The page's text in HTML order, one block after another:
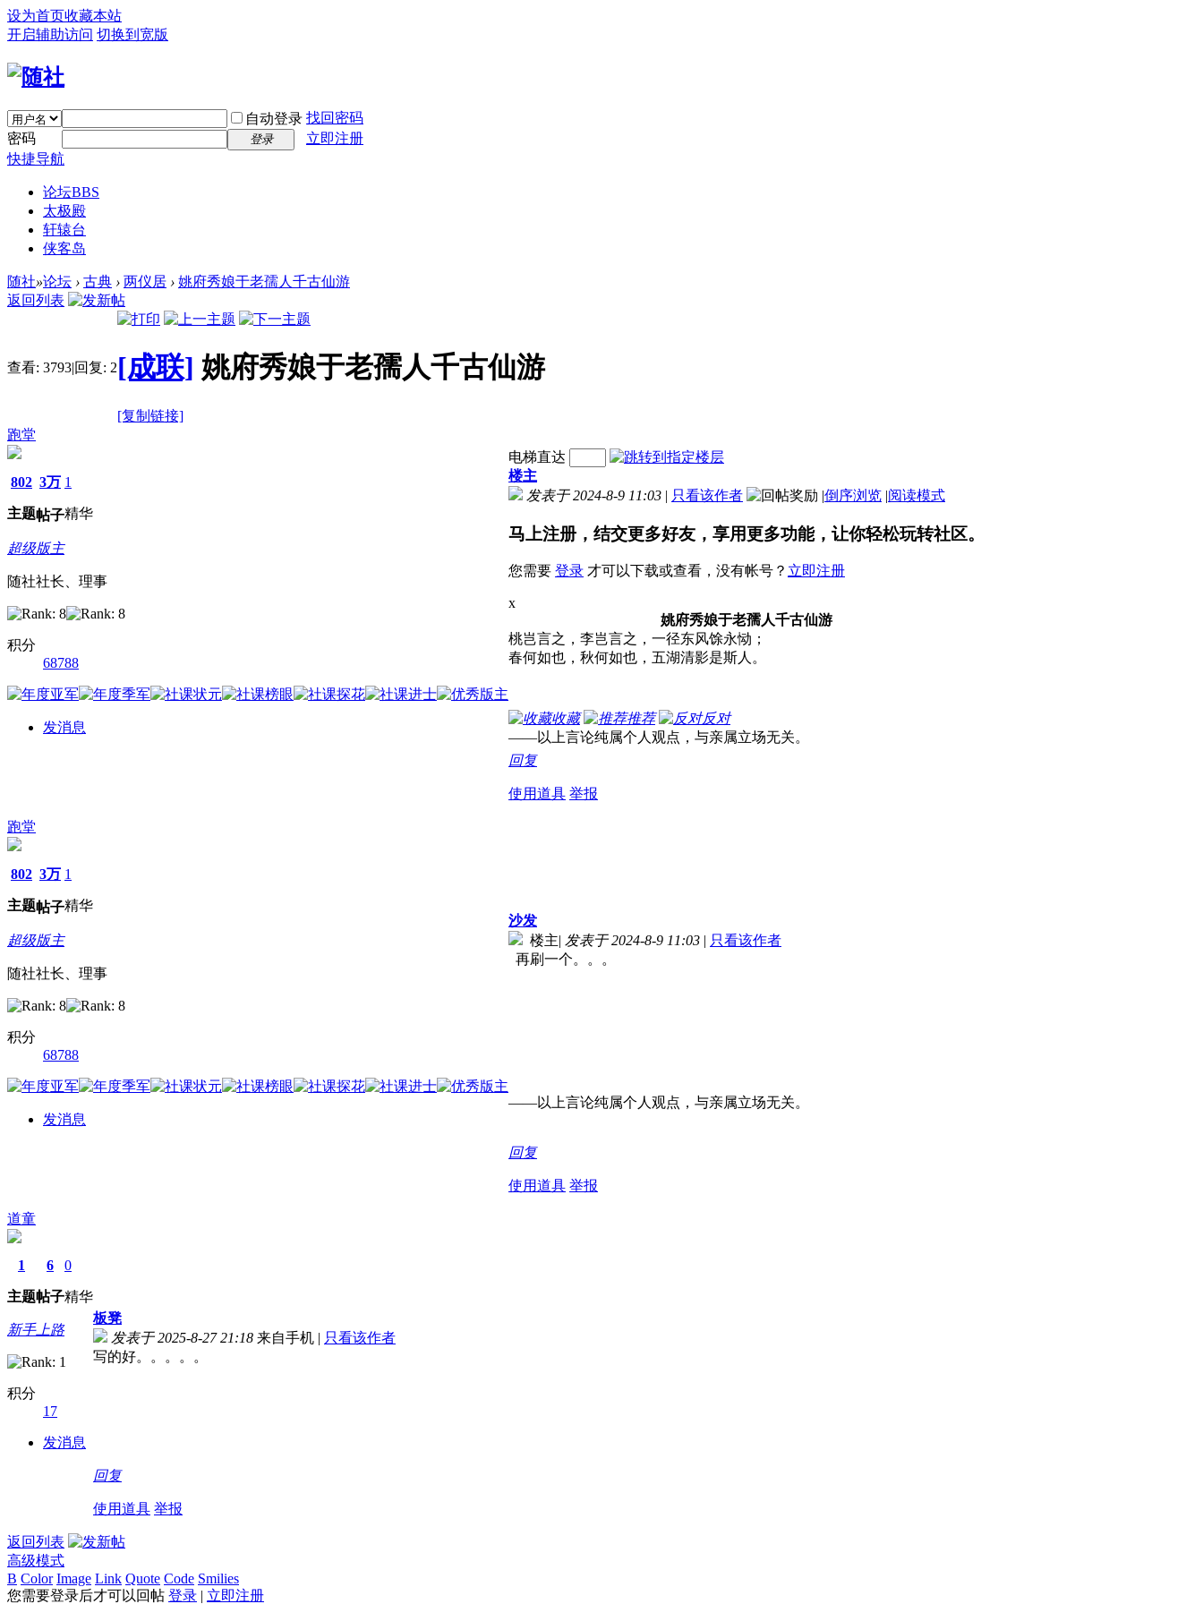
设为首页收藏本站
开启辅助访问 切换到宽版
自动登录 找回密码
密码
登录
立即注册
快捷导航
论坛BBS
太极殿
轩辕台
侠客岛
随社»论坛 › 古典 › 两仪居 › 姚府秀娘于老孺人千古仙游
返回列表
查看: 3793|回复: 2[成联] 姚府秀娘于老孺人千古仙游
[复制链接]
跑堂
802
主题
3万
帖子
1
精华
超级版主
随社社长、理事
积分
68788
发消息
电梯直达
楼主
发表于 2024-8-9 11:03 | 只看该作者 |倒序浏览 |阅读模式
马上注册，结交更多好友，享用更多功能，让你轻松玩转社区。
您需要 登录 才可以下载或查看，没有帐号？ 立即注册
x
姚府秀娘于老孺人千古仙游
桃岂言之，李岂言之，一径东风馀永恸；
春何如也，秋何如也，五湖清影是斯人。
收藏 推荐
反对
——以上言论纯属个人观点，与亲属立场无关。
回复
使用道具 举报
跑堂
802
主题
3万
帖子
1
精华
超级版主
随社社长、理事
积分
68788
发消息
沙发
楼主| 发表于 2024-8-9 11:03 | 只看该作者
再刷一个。。。
——以上言论纯属个人观点，与亲属立场无关。
回复
使用道具 举报
道童
1
主题
6
帖子
0
精华
新手上路
积分
17
发消息
板凳
发表于 2025-8-27 21:18 来自手机 | 只看该作者
写的好。。。。。
回复
使用道具 举报
返回列表
高级模式
B Color Image Link Quote Code Smilies
您需要登录后才可以回帖 登录 | 立即注册